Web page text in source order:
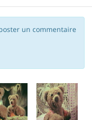
un commentaire